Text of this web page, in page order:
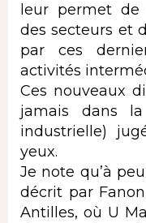
leur permet de
des secteurs et
par ces
activités
Ces nouveaux
jamais dans
industrielle)
yeux.
Je note qu’à
décrit par
Antilles, où U